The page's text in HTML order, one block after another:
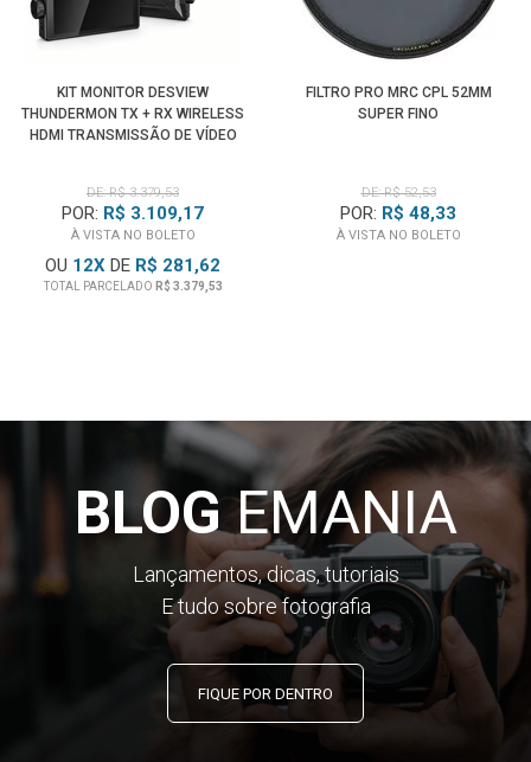
KIT MONITOR DESVIEW
THUNDERMON TX + RX WIRELESS
HDMI TRANSMISSÃO DE VÍDEO
DE: R$ 3.379,53
POR: R$ 3.109,17
À VISTA NO BOLETO
OU 12X DE R$ 281,62
TOTAL PARCELADO R$ 3.379,53
FILTRO PRO MRC CPL 52MM
SUPER FINO
DE: R$ 52,53
POR: R$ 48,33
À VISTA NO BOLETO
BLOGEMANIA
Lançamentos, dicas, tutoriais
E tudo sobre fotografia
FIQUE POR DENTRO